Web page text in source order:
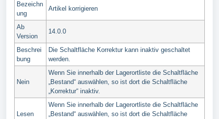
Bezeichn
ung
Artikel korrigieren
Ab
Version
14.0.0
Beschrei
bung
Die Schaltfläche Korrektur kann inaktiv geschaltet
werden.
Nein
Wenn Sie innerhalb der Lagerortliste die Schaltfläche
„Bestand“ auswählen, so ist dort die Schaltfläche
„Korrektur“ inaktiv.
Lesen
Wenn Sie innerhalb der Lagerortliste die Schaltfläche
„Bestand“ auswählen, so ist dort die Schaltfläche